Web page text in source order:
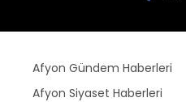
Afyon Gündem Haberleri
Afyon Siyaset Haberleri